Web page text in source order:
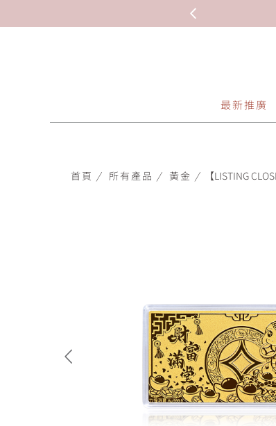
最新推廣
首頁 / 所有產品 / 黃金 / 【LISTING